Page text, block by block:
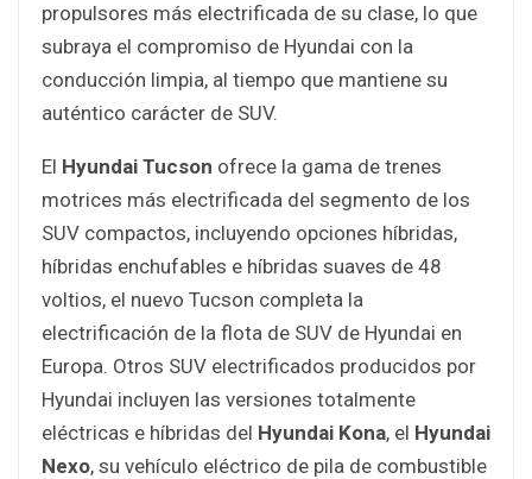
propulsores más electrificada de su clase, lo que
subraya el compromiso de Hyundai con la
conducción limpia, al tiempo que mantiene su
auténtico carácter de SUV.
El Hyundai Tucson ofrece la gama de trenes
motrices más electrificada del segmento de los
SUV compactos, incluyendo opciones híbridas,
híbridas enchufables e híbridas suaves de 48
voltios, el nuevo Tucson completa la
electrificación de la flota de SUV de Hyundai en
Europa. Otros SUV electrificados producidos por
Hyundai incluyen las versiones totalmente
eléctricas e híbridas del Hyundai Kona, el Hyundai
Nexo, su vehículo eléctrico de pila de combustible